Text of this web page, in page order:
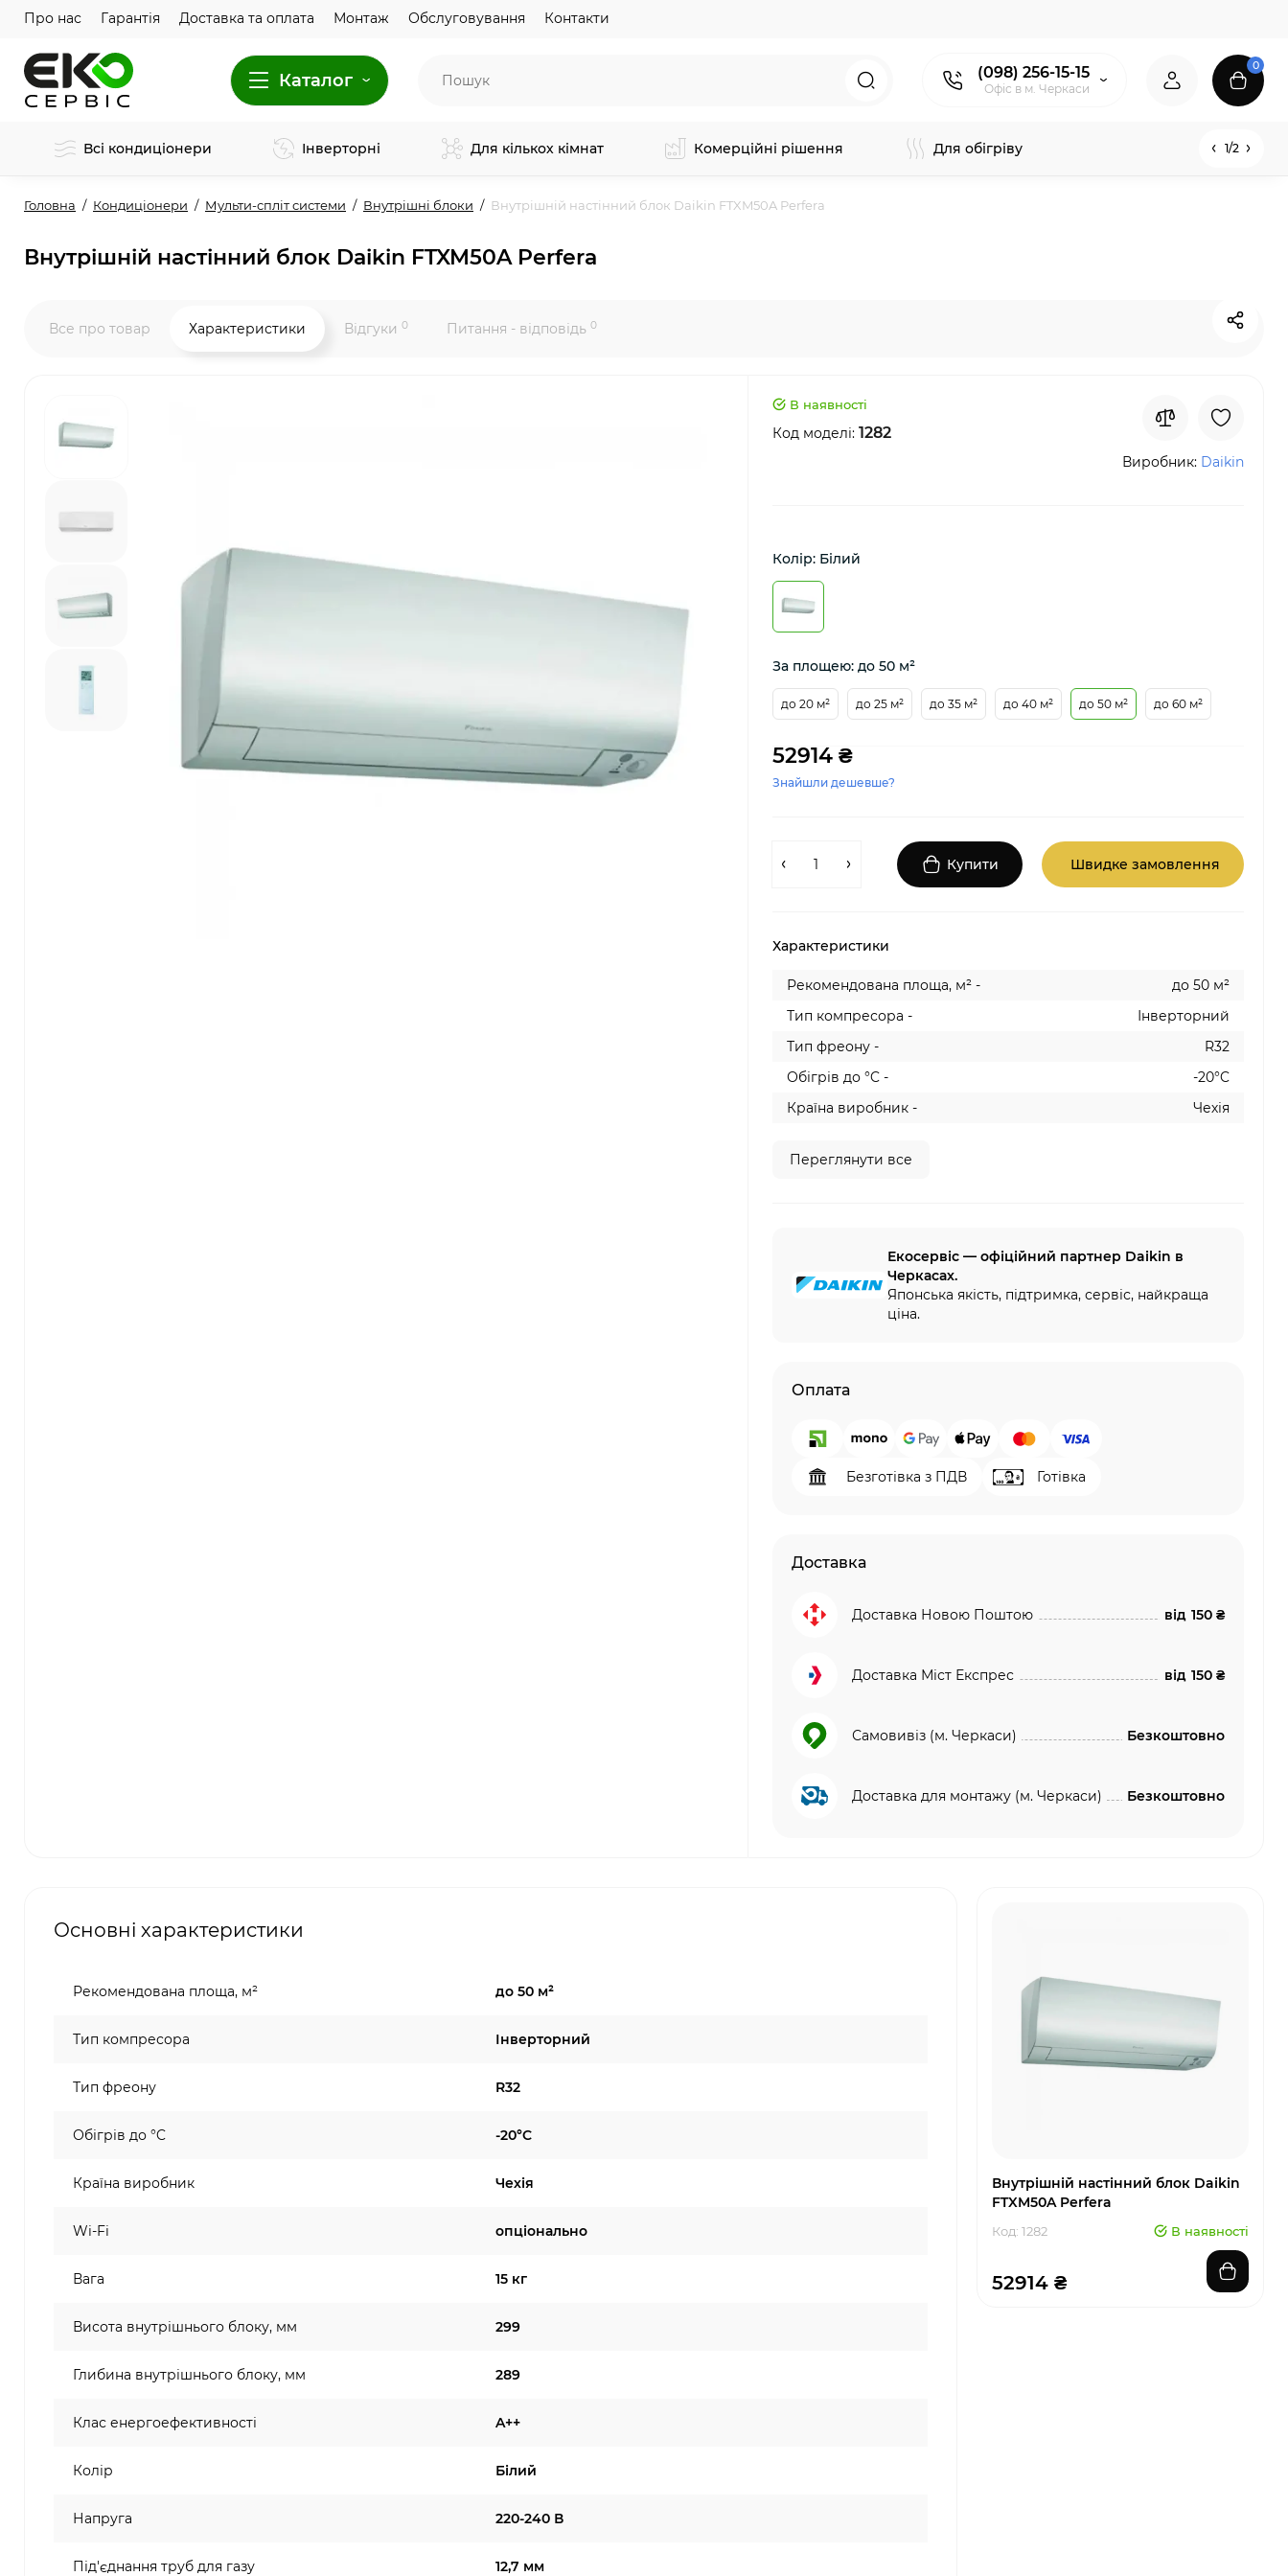
Про нас Гарантія Доставка та оплата Монтаж Обслуговування Контакти
Каталог (098) 256-15-15
Офіс в м. Черкаси
0
Всі кондиціонери Інверторні Для кількох кімнат Комерційні рішення Для обігріву 1/2
Головна Кондиціонери Мульти-спліт системи Внутрішні блоки Внутрішній настінний блок Daikin FTXM50A Perfera
Внутрішній настінний блок Daikin FTXM50A Perfera
Все про товар Характеристики Відгуки 0 Питання - відповідь 0
В наявності
Код моделі: 1282
Виробник: Daikin
Колір: Білий
За площею: до 50 м²
до 20 м² до 25 м² до 35 м² до 40 м² до 50 м² до 60 м²
52914 ₴
Знайшли дешевше?
Купити Швидке замовлення
Характеристики
Рекомендована площа, м² -
до 50 м²
Тип компресора -
Інверторний
Тип фреону -
R32
Обігрів до °C -
-20°C
Країна виробник -
Чехія
Переглянути все
Екосервіс — офіційний партнер Daikin в
Черкасах.
Японська якість, підтримка, сервіс, найкраща
ціна.
Оплата
Безготівка з ПДВ Готівка
Доставка
Доставка Новою Поштою від 150 ₴
Доставка Міст Експрес від 150 ₴
Самовивіз (м. Черкаси) Безкоштовно
Доставка для монтажу (м. Черкаси) Безкоштовно
Основні характеристики
Рекомендована площа, м² до 50 м²
Тип компресора Інверторний
Тип фреону R32
Обігрів до °C -20°C
Країна виробник Чехія
Wi-Fi опціонально
Вага 15 кг
Висота внутрішнього блоку, мм 299
Глибина внутрішнього блоку, мм 289
Клас енергоефективності A++
Колір Білий
Напруга 220-240 В
Під'єднання труб для газу 12,7 мм
Внутрішній настінний блок Daikin
FTXM50A Perfera
Код: 1282 В наявності
52914 ₴